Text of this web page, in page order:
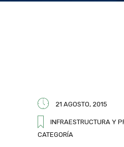
21 AGOSTO, 2015
INFRAESTRUCTURA Y
CATEGORÍA